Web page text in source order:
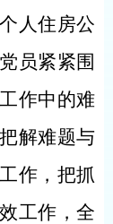
人住房公
员紧紧围
作中的难
解难题与
作，把抓
工作，全